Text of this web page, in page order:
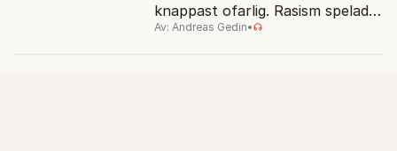
knappast ofarlig. Rasism spelades
ned i förmån för "kultur". Känns
Av: Andreas Gedin•